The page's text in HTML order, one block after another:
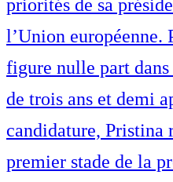
priorités de sa
l’Union européenne.
figure nulle part
de trois ans et demi
candidature, Pristina
premier stade de la